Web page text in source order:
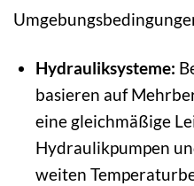
Hydrauliksysteme:
basieren auf
eine gleichmäßige
Hydraulikpumpen
weiten